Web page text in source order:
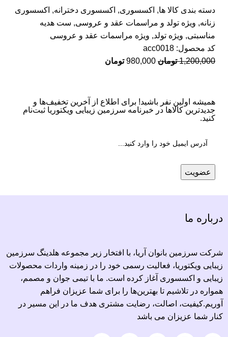
دسته بندی کالا ها, اکسسوری, اکسسوری دخترانه, اکسسوری
زنانه, ویژه تولد و مراسمات عقد و عروسی, ست هدیه
مناسبتی, ویژه تولد, ویژه مراسمات عقد و عروسی
کد محصول: acc0018
1,200,000 تومان 980,000 تومان
همیشه اولین نفر باشید! برای اطلاع از آخرین تخفیف‌ها و
جدیدترین کالاها در خبرنامه سرزمین زیبایی ویکتوریا ثبت‌نام
کنید.
درباره ما
شرکت سرزمین بانوان آریا، با افتخار زیر مجموعه هلدینگ سرزمین
زیبایی ویکتوریا، فعالیت رسمی خود را در زمینه واردات محصولات
زیبایی و اکسسوری آغاز کرده است. ما با تیمی جوان و مصمم،
همواره در تلاشیم تا بهترین‌ها را برای شما عزیزان فراهم
آوریم.کیفیت، اصالت، رضایت مشتری هدف ما در این مسیر در
کنار شما عزیزان می باشد